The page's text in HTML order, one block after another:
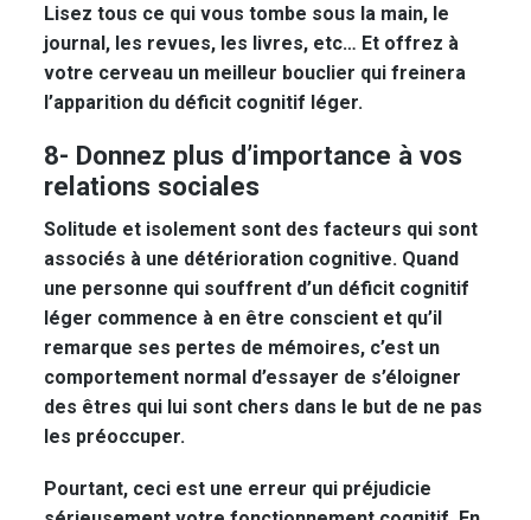
Lisez tous ce qui vous tombe sous la main, le
journal, les revues, les livres, etc… Et offrez à
votre cerveau un meilleur bouclier qui freinera
l’apparition du déficit cognitif léger.
8- Donnez plus d’importance à vos
relations sociales
Solitude et isolement sont des facteurs qui sont
associés à une détérioration cognitive. Quand
une personne qui souffrent d’un déficit cognitif
léger commence à en être conscient et qu’il
remarque ses pertes de mémoires, c’est un
comportement normal d’essayer de s’éloigner
des êtres qui lui sont chers dans le but de ne pas
les préoccuper.
Pourtant, ceci est une erreur qui préjudicie